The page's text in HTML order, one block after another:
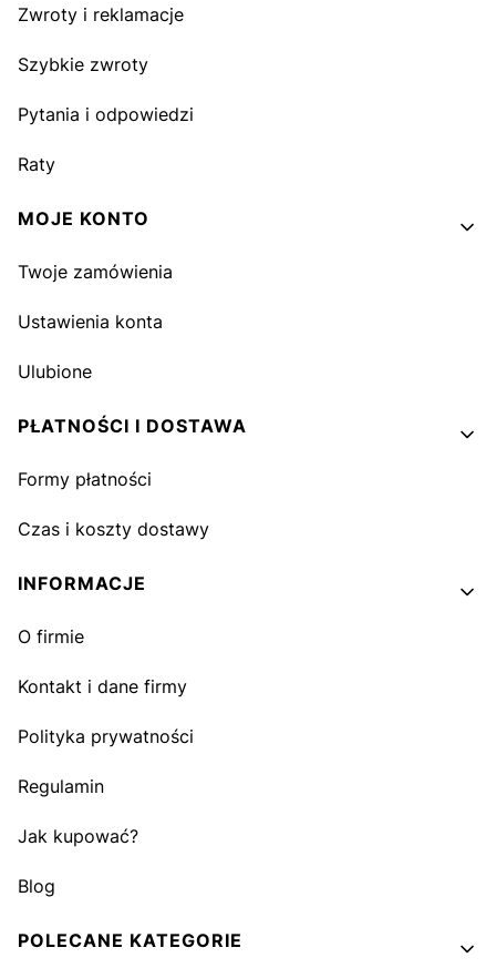
Zwroty i reklamacje
Szybkie zwroty
Pytania i odpowiedzi
Raty
MOJE KONTO
Twoje zamówienia
Ustawienia konta
Ulubione
PŁATNOŚCI I DOSTAWA
Formy płatności
Czas i koszty dostawy
INFORMACJE
O firmie
Kontakt i dane firmy
Polityka prywatności
Regulamin
Jak kupować?
Blog
POLECANE KATEGORIE